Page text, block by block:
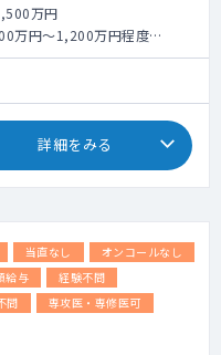
応
療のため健康講座の講師など
の予防接種
園職員の予防接種
明、お亡くなりになられた家
ついて】
ルは看護師対応。どうしても
のお看取りは年間で数件程
いする場合がございます。
朝対応にする等、ご負担が
万円
万円～1,200万円程度
万円～1,500万円程度
詳細をみる
当直なし
オンコールなし
給与
経験不問
問
専攻医・専修医可